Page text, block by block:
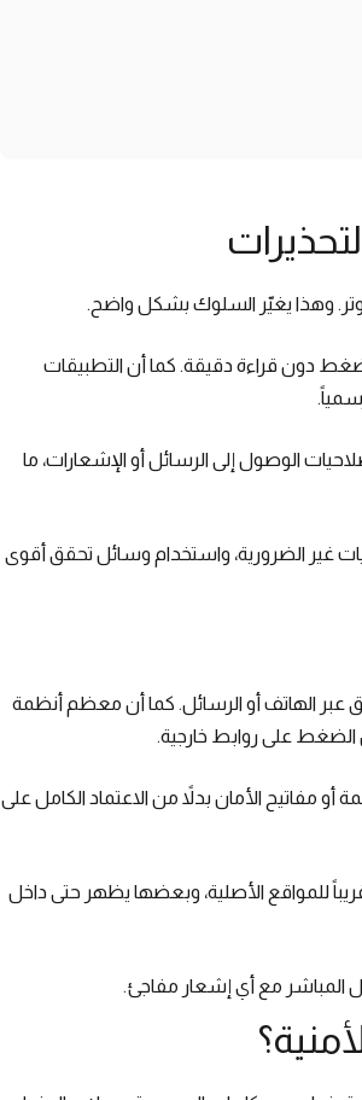
وهذا يغيّر السلوك بشكل واضح.
دون قراءة دقيقة. كما أن التطبيقات
الوصول إلى الرسائل أو الإشعارات، ما
غير الضرورية، واستخدام وسائل تحقق أقوى
عبر الهاتف أو الرسائل. كما أن معظم أنظمة
مفاتيح الأمان بدلاً من الاعتماد الكامل على
للمواقع الأصلية، وبعضها يظهر حتى داخل
المباشر مع أي إشعار مفاجئ.